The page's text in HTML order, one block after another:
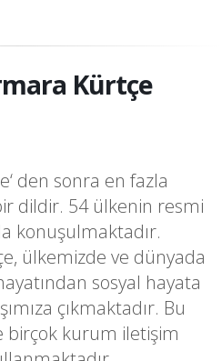
Kürtçe
den sonra en fazla
dildir. 54 ülkenin resmi
konuşulmaktadır.
ülkemizde ve dünyada
sosyal hayata
çıkmaktadır. Bu
birçok kurum iletişim